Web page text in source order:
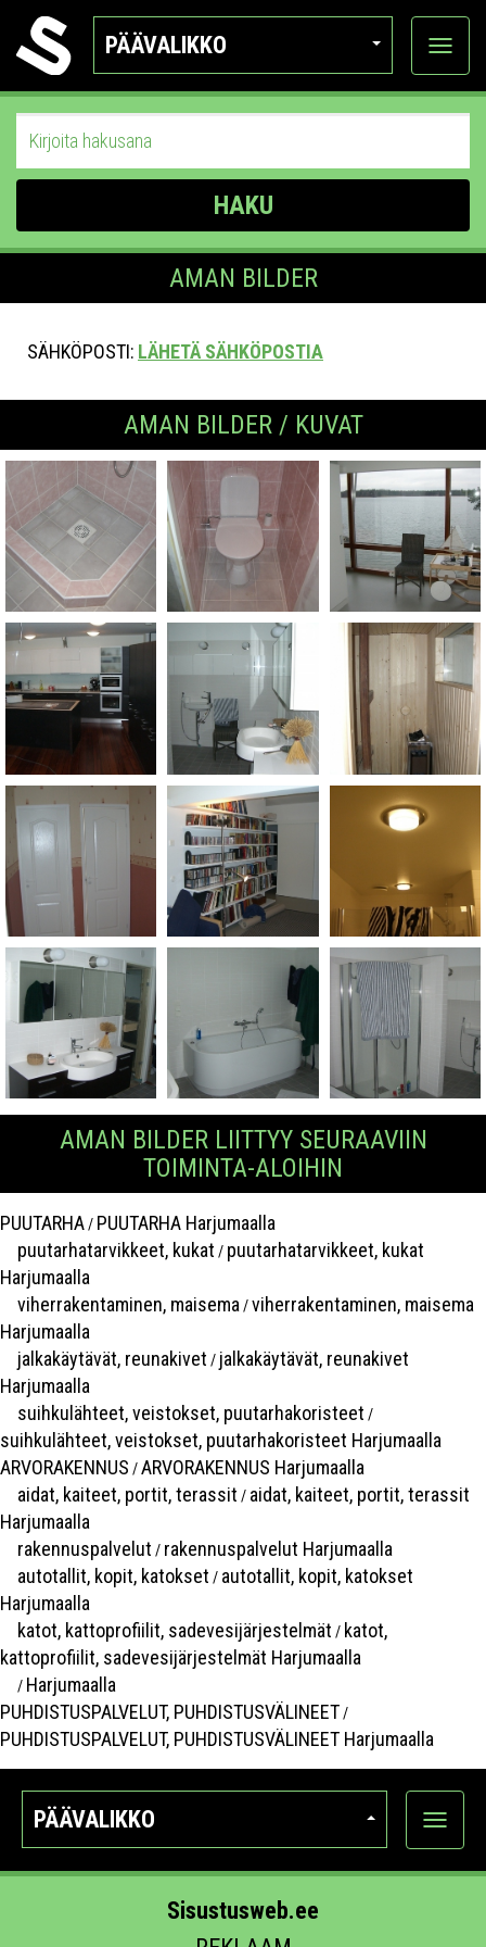
PÄÄVALIKKO
Näytä
HAKU
AMAN BILDER
SÄHKÖPOSTI: LÄHETÄ SÄHKÖPOSTIA
AMAN BILDER / KUVAT
AMAN BILDER LIITTYY SEURAAVIIN
TOIMINTA-ALOIHIN
PUUTARHA/ PUUTARHA Harjumaalla
puutarhatarvikkeet, kukat / puutarhatarvikkeet, kukat
Harjumaalla
viherrakentaminen, maisema/viherrakentaminen, maisema
Harjumaalla
jalkakäytävät, reunakivet / jalkakäytävät, reunakivet
Harjumaalla
suihkulähteet, veistokset, puutarhakoristeet /
suihkulähteet, veistokset, puutarhakoristeet Harjumaalla
ARVORAKENNUS /ARVORAKENNUS Harjumaalla
aidat, kaiteet, portit, terassit / aidat, kaiteet, portit, terassit
Harjumaalla
rakennuspalvelut / rakennuspalvelut Harjumaalla
autotallit, kopit, katokset / autotallit, kopit, katokset
Harjumaalla
katot, kattoprofiilit, sadevesijärjestelmät / katot,
kattoprofiilit, sadevesijärjestelmät Harjumaalla
/ Harjumaalla
PUHDISTUSPALVELUT, PUHDISTUSVÄLINEET/
PUHDISTUSPALVELUT, PUHDISTUSVÄLINEET Harjumaalla
PÄÄVALIKKO
Näytä
Sisustusweb.ee